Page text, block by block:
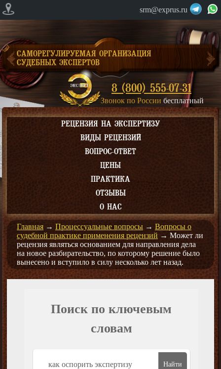
srm@exprus.ru
САМОРЕГУЛИРУЕМАЯ ОРГАНИЗАЦИЯ
СУДЕБНЫХ ЭКСПЕРТОВ
8 (800) 555-07-31
Звонок по России бесплатный
РЕЦЕНЗИЯ НА ЭКСПЕРТИЗУ
ВИДЫ РЕЦЕНЗИЙ
ВОПРОС-ОТВЕТ
ЦЕНЫ
ПРАКТИКА
ОТЗЫВЫ
О НАС
Главная → Процессуальные вопросы → Вопросы о
судебной практике применения рецензий → Может ли
рецензия являться основанием для направления дела
на новое разбирательство, по которому решение было
вынесено и вступило в силу несколько лет назад.
Поиск по ключевым
словам
Найти